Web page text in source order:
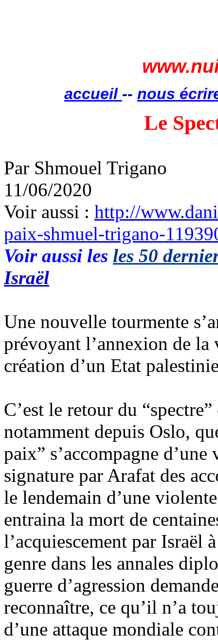
accueil -- nous
Le
Par Shmouel Trigano
11/06/2020
Voir aussi : http://
paix-shmuel-trigano-
Voir aussi les les 50
Israël
Une nouvelle tourmente
prévoyant l’annexion de
création d’un Etat
C’est le retour du
notamment depuis Oslo,
paix” s’accompagne
signature par Arafat des
le lendemain d’une
entraina la mort de
l’acquiescement par Israël
genre dans les annales
guerre d’agression
reconnaître, ce qu’il n’a
d’une attaque mondiale